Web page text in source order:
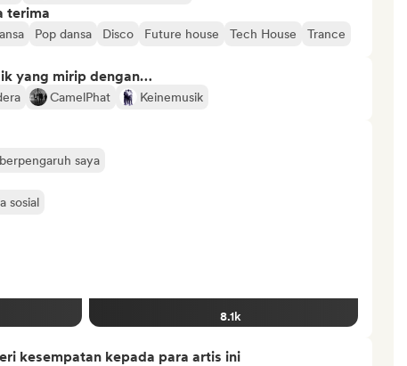
terima
Pop dansa Disco Future house Tech House Trance
yang mirip dengan…
CamelPhat Keinemusik
saya
sosial
8.1k
kesempatan kepada para artis ini